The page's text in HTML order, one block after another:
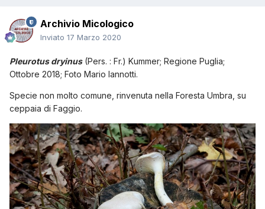
Archivio Micologico
Inviato 17 Marzo 2020
Pleurotus dryinus (Pers. : Fr.) Kummer; Regione Puglia;
Ottobre 2018; Foto Mario Iannotti.
Specie non molto comune, rinvenuta nella Foresta Umbra, su
ceppaia di Faggio.